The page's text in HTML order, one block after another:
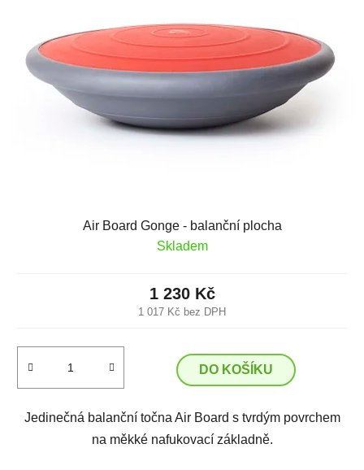
Air Board Gonge - balanční plocha
Skladem
1 017 Kč bez DPH
1 230 Kč
DO KOŠÍKU
Jedinečná balanční točna Air Board s tvrdým povrchem
na měkké nafukovací základně.